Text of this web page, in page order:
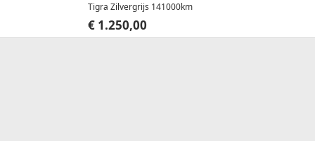
Tigra Zilvergrijs 141000km
€ 1.250,00